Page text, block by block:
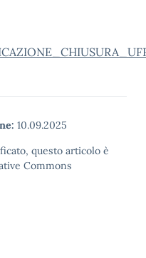
10.09.2025
questo articolo è
Commons